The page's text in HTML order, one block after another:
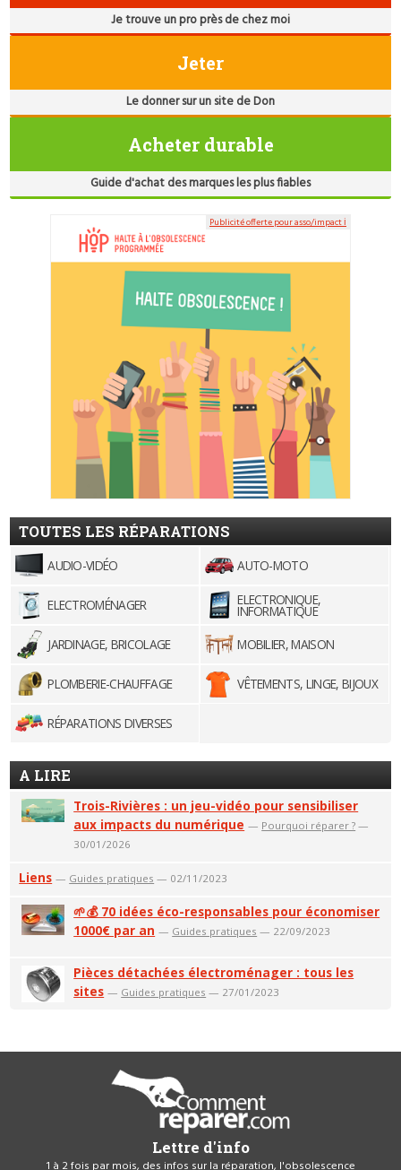
Je trouve un pro près de chez moi
Jeter
Le donner sur un site de Don
Acheter durable
Guide d'achat des marques les plus fiables
Publicité offerte pour asso/impact ℹ
TOUTES LES RÉPARATIONS
AUDIO-VIDÉO AUTO-MOTO
ELECTROMÉNAGER ELECTRONIQUE,
INFORMATIQUE
JARDINAGE, BRICOLAGE
MOBILIER, MAISON
PLOMBERIE-CHAUFFAGE VÊTEMENTS, LINGE, BIJOUX
RÉPARATIONS DIVERSES
A LIRE
Trois-Rivières : un jeu-vidéo pour sensibiliser
aux impacts du numérique — Pourquoi réparer ? —
30/01/2026
Liens — Guides pratiques — 02/11/2023
🌱💰 70 idées éco-responsables pour économiser
1000€ par an — Guides pratiques — 22/09/2023
Pièces détachées électroménager : tous les
sites — Guides pratiques — 27/01/2023
Lettre d'info